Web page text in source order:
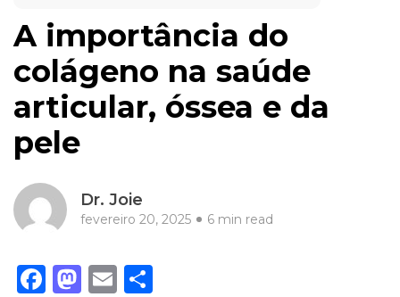
A importância do
colágeno na saúde
articular, óssea e da
pele
Dr. Joie
fevereiro 20, 2025 6 min read
Facebook
Mastodon
Email